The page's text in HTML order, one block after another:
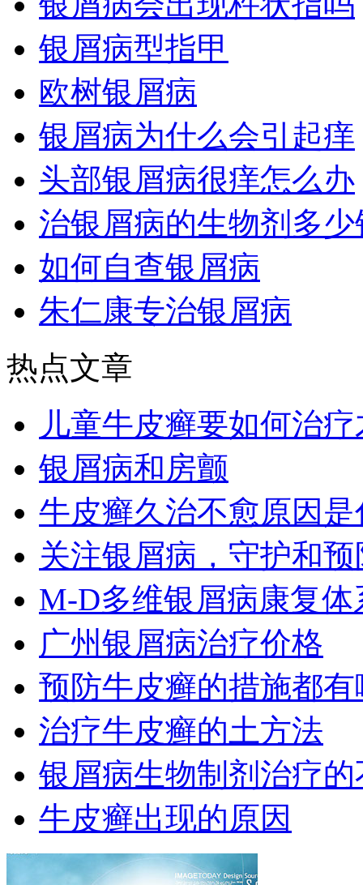
银屑病型指甲
欧树银屑病
银屑病为什么会引起痒
头部银屑病很痒怎么办
治银屑病的生物剂多少
如何自查银屑病
朱仁康专治银屑病
热点文章
儿童牛皮癣要如何治
银屑病和房颤
牛皮癣久治不愈原因
关注银屑病，守护和
M-D多维银屑病康复
广州银屑病治疗价格
预防牛皮癣的措施都有
治疗牛皮癣的土方法
银屑病生物制剂治疗
牛皮癣出现的原因